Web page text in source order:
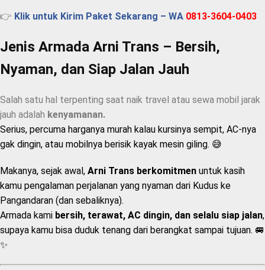
👉 Klik untuk Kirim Paket Sekarang – WA 0813-3604-0403
Jenis Armada Arni Trans – Bersih,
Nyaman, dan Siap Jalan Jauh
Salah satu hal terpenting saat naik travel atau sewa mobil jarak
jauh adalah kenyamanan.
Serius, percuma harganya murah kalau kursinya sempit, AC-nya
gak dingin, atau mobilnya berisik kayak mesin giling. 😅
Makanya, sejak awal, Arni Trans berkomitmen untuk kasih
kamu pengalaman perjalanan yang nyaman dari Kudus ke
Pangandaran (dan sebaliknya).
Armada kami bersih, terawat, AC dingin, dan selalu siap jalan,
supaya kamu bisa duduk tenang dari berangkat sampai tujuan. 🚐
✨